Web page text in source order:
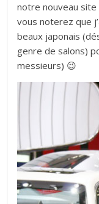
notre nouveau
vous noterez que
beaux japonais
genre de salons)
messieurs) 😉